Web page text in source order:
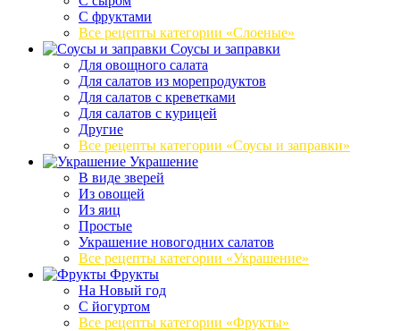
С фруктами
Все рецепты категории «Слоеные»
Соусы и заправки
Для овощного салата
Для салатов из морепродуктов
Для салатов с креветками
Для салатов с курицей
Другие
Все рецепты категории «Соусы и заправки»
Украшение
В виде зверей
Из овощей
Из яиц
Простые
Украшение новогодних салатов
Все рецепты категории «Украшение»
Фрукты
На Новый год
С йогуртом
Все рецепты категории «Фрукты»